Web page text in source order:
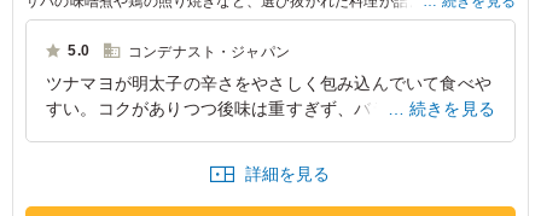
玉子焼きや肉団子も添えられ、ランチや会議中のひとときにぴったり。豊
かな味わいをお楽しみください。
※選べるメインは「サバの味噌煮」か「サバの麴焼き」か「鶏の照り焼
き」か「豚の生姜焼き」からお選びいただけます。下記プルダウンよりお
5.0 コンデナスト・ジャパン
ツナマヨが明太子の辛さをやさしく包み込んでいて食べや
すい。コクがありつつ後味は重すぎず、バランスが良いで
東京都江東区新木場2026/01/12
続きを見る
詳細を見る